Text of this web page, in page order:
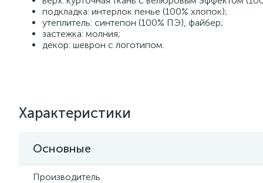
подкладка: интерлок пенье (100% хлопок);
утеплитель: синтепон (100% ПЭ), файбер;
застежка: молния;
декор: шеврон с логотипом.
Характеристики
Основные
Производитель